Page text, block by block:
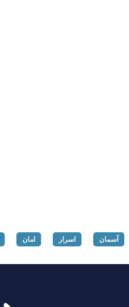
آسمان اسرار امان